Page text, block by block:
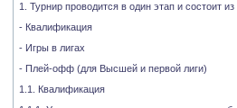
1. Турнир проводится в один этап и состоит из
- Квалификация
- Игры в лигах
- Плей-офф (для Высшей и первой лиги)
1.1. Квалификация